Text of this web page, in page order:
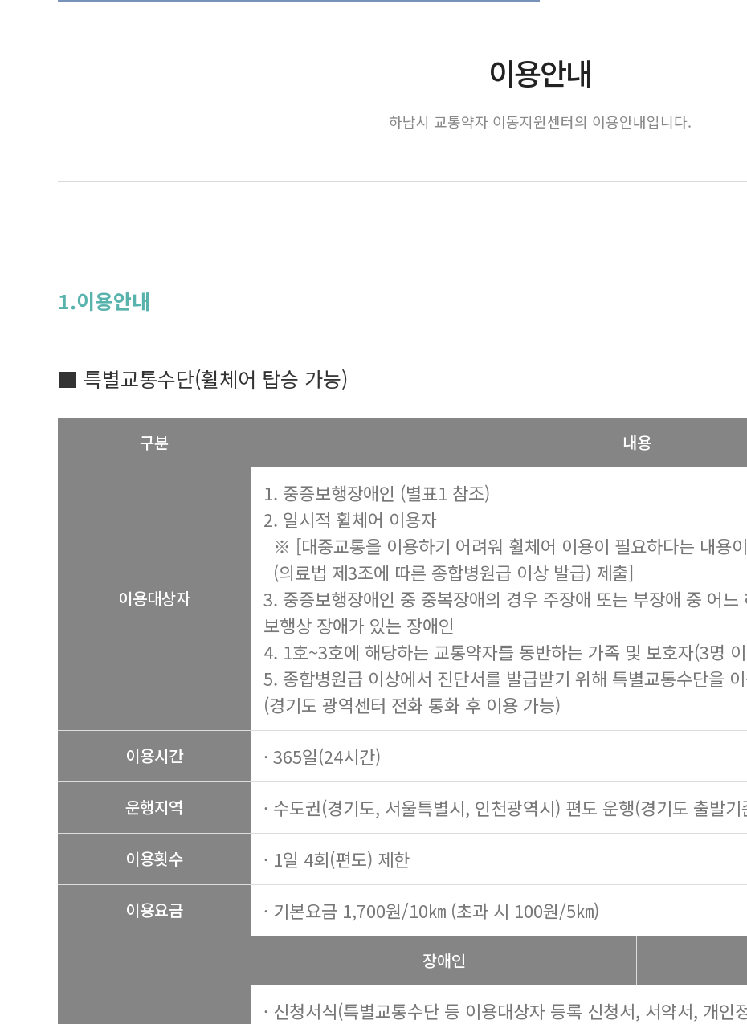
이용안내
하남시 교통약자 이동지원센터의 이용안내입니다.
1.이용안내
■ 특별교통수단(휠체어 탑승 가능)
구분 내용
이용대상자
1. 중증보행장애인 (별표1 참조)
2. 일시적 휠체어 이용자
※ [대중교통을 이용하기 어려워 휠체어 이용이 필요하다는 내용
(의료법 제3조에 따른 종합병원급 이상 발급) 제출]
3. 중증보행장애인 중 중복장애의 경우 주장애 또는 부장애 중 어
보행상 장애가 있는 장애인
4. 1호~3호에 해당하는 교통약자를 동반하는 가족 및 보호자(3명
5. 종합병원급 이상에서 진단서를 발급받기 위해 특별교통수단을
(경기도 광역센터 전화 통화 후 이용 가능)
이용시간 · 365일(24시간)
운행지역 · 수도권(경기도, 서울특별시, 인천광역시) 편도 운행(경기도 출발기
이용횟수 · 1일 4회(편도) 제한
이용요금 · 기본요금 1,700원/10㎞ (초과 시 100원/5㎞)
장애인
· 신청서식(특별교통수단 등 이용대상자 등록 신청서, 서약서, 개인